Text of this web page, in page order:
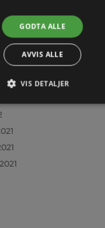
GODTA ALLE
AVVIS ALLE
VIS DETALJER